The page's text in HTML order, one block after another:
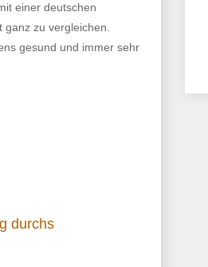
einer deutschen
zu vergleichen.
gesund und immer sehr
durchs